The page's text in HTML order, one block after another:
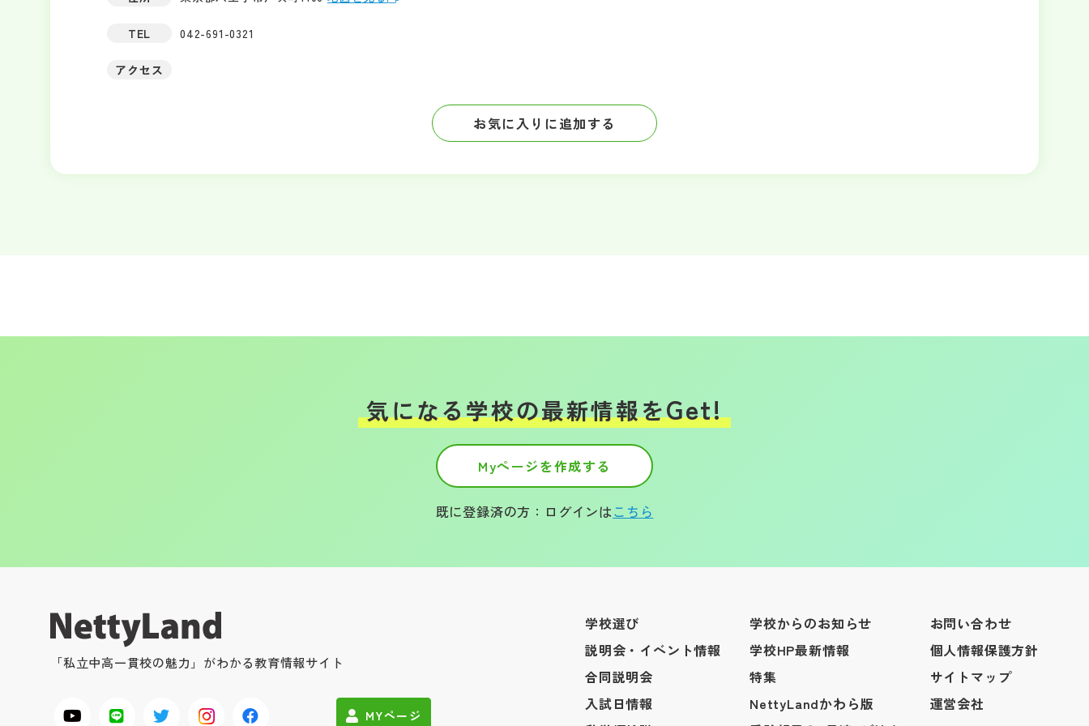
TEL 042-691-0321
アクセス
お気に入りに追加する
気になる学校の最新情報をGet!
Myページを作成する
既に登録済の方：ログインはこちら
「私立中高一貫校の魅力」がわかる教育情報サイト
MYページ
学校選び
説明会・イベント情報
合同説明会
入試日情報
学校からのお知らせ
学校HP最新情報
特集
NettyLandかわら版
お問い合わせ
個人情報保護方針
サイトマップ
運営会社